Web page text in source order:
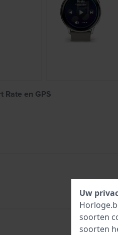
Rate en GPS
Uw
soorten
soorten